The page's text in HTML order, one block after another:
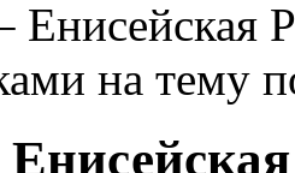
Енисейская
на тему